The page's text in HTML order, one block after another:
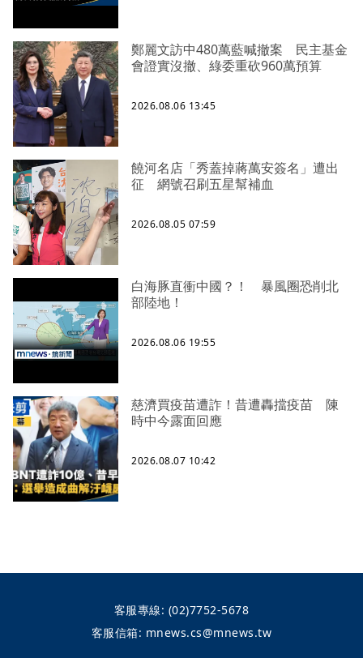
鄭麗文訪中480萬藍喊撤案 民主基金
會證實沒撤、綠委重砍960萬預算
2026.08.06 13:45
饒河名店「秀蓋掉蔣萬安簽名」遭出
征 網號召刷五星幫補血
2026.08.05 07:59
白海豚直衝中國？！ 暴風圈恐削北
部陸地！
2026.08.06 19:55
慈濟買疫苗遭詐！昔遭轟擋疫苗 陳
時中今露面回應
2026.08.07 10:42
客服專線: (02)7752-5678
客服信箱: mnews.cs@mnews.tw